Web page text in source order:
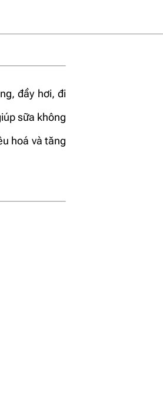
đầy hơi, đi
sữa không
hoá và tăng